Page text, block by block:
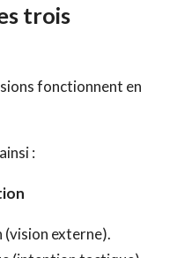
trois
fonctionnent en
:
(vision externe).